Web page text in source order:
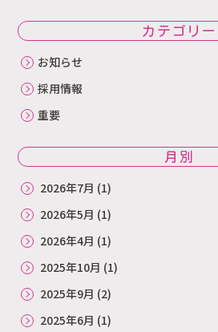
カテゴリー
お知らせ
採用情報
重要
月別
2026年7月 (1)
2026年5月 (1)
2026年4月 (1)
2025年10月 (1)
2025年9月 (2)
2025年6月 (1)